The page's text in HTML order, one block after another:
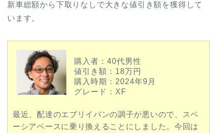
新車総額から下取りなしで大きな値引き額を獲得して
います。
購入者：40代男性
値引き額：18万円
購入時期：2024年9月
グレード：XF
最近、配達のエブリイバンの調子が悪いので、スペ
ーシアベースに乗り換えることにしました。今回は